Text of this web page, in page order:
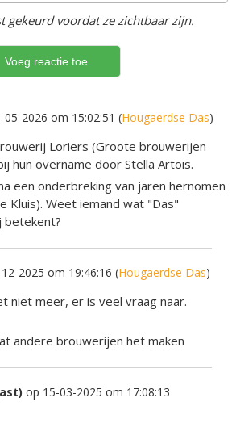
gekeurd voordat ze zichtbaar zijn.
05-2026 om 15:02:51 (Hougaerdse Das)
Loriers (Groote brouwerijen
hun overname door Stella Artois.
een onderbreking van jaren hernomen
Kluis). Weet iemand wat "Das"
betekent?
2025 om 19:46:16 (Hougaerdse Das)
niet meer, er is veel vraag naar.
andere brouwerijen het maken
op 15-03-2025 om 17:08:13